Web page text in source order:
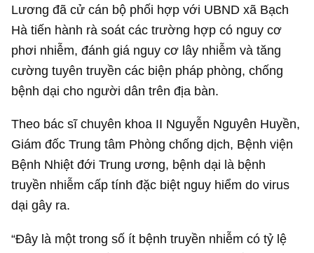
Lương đã cử cán bộ phối hợp với UBND xã Bạch
Hà tiến hành rà soát các trường hợp có nguy cơ
phơi nhiễm, đánh giá nguy cơ lây nhiễm và tăng
cường tuyên truyền các biện pháp phòng, chống
bệnh dại cho người dân trên địa bàn.
Theo bác sĩ chuyên khoa II Nguyễn Nguyên Huyền,
Giám đốc Trung tâm Phòng chống dịch, Bệnh viện
Bệnh Nhiệt đới Trung ương, bệnh dại là bệnh
truyền nhiễm cấp tính đặc biệt nguy hiểm do virus
dại gây ra.
“Đây là một trong số ít bệnh truyền nhiễm có tỷ lệ